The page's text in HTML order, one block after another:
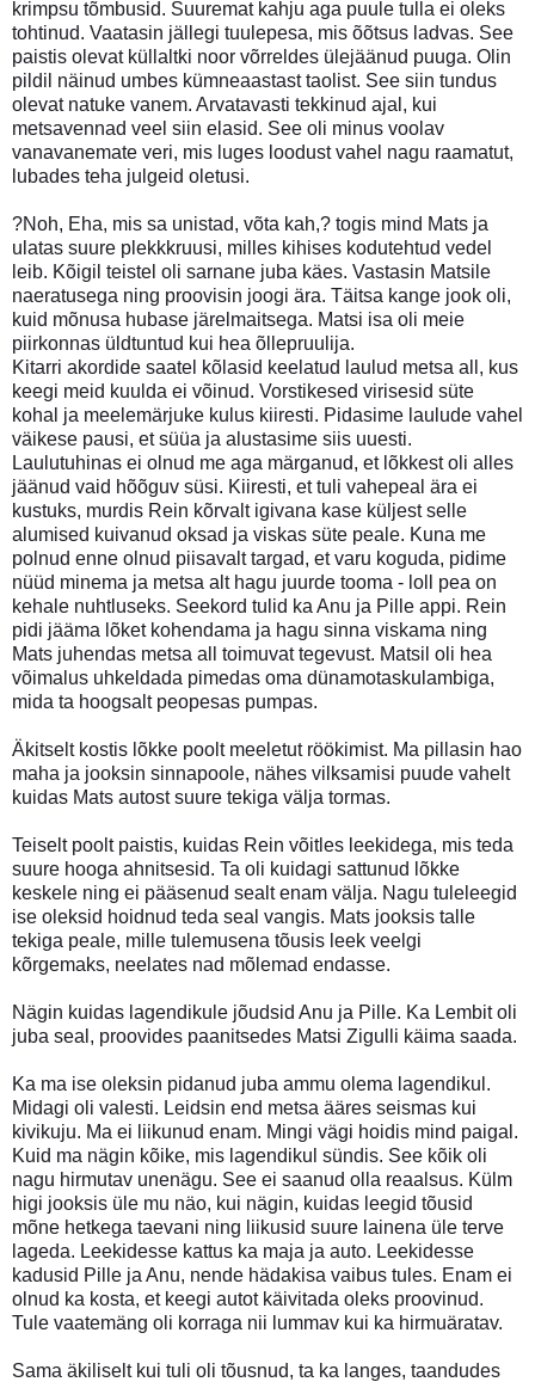
krimpsu tõmbusid. Suuremat kahju aga puule tulla ei oleks
tohtinud. Vaatasin jällegi tuulepesa, mis õõtsus ladvas. See
paistis olevat küllaltki noor võrreldes ülejäänud puuga. Olin
pildil näinud umbes kümneaastast taolist. See siin tundus
olevat natuke vanem. Arvatavasti tekkinud ajal, kui
metsavennad veel siin elasid. See oli minus voolav
vanavanemate veri, mis luges loodust vahel nagu raamatut,
lubades teha julgeid oletusi.
?Noh, Eha, mis sa unistad, võta kah,? togis mind Mats ja
ulatas suure plekkkruusi, milles kihises kodutehtud vedel
leib. Kõigil teistel oli sarnane juba käes. Vastasin Matsile
naeratusega ning proovisin joogi ära. Täitsa kange jook oli,
kuid mõnusa hubase järelmaitsega. Matsi isa oli meie
piirkonnas üldtuntud kui hea õllepruulija.
Kitarri akordide saatel kõlasid keelatud laulud metsa all, kus
keegi meid kuulda ei võinud. Vorstikesed virisesid süte
kohal ja meelemärjuke kulus kiiresti. Pidasime laulude vahel
väikese pausi, et süüa ja alustasime siis uuesti.
Laulutuhinas ei olnud me aga märganud, et lõkkest oli alles
jäänud vaid hõõguv süsi. Kiiresti, et tuli vahepeal ära ei
kustuks, murdis Rein kõrvalt igivana kase küljest selle
alumised kuivanud oksad ja viskas süte peale. Kuna me
polnud enne olnud piisavalt targad, et varu koguda, pidime
nüüd minema ja metsa alt hagu juurde tooma - loll pea on
kehale nuhtluseks. Seekord tulid ka Anu ja Pille appi. Rein
pidi jääma lõket kohendama ja hagu sinna viskama ning
Mats juhendas metsa all toimuvat tegevust. Matsil oli hea
võimalus uhkeldada pimedas oma dünamotaskulambiga,
mida ta hoogsalt peopesas pumpas.
Äkitselt kostis lõkke poolt meeletut röökimist. Ma pillasin hao
maha ja jooksin sinnapoole, nähes vilksamisi puude vahelt
kuidas Mats autost suure tekiga välja tormas.
Teiselt poolt paistis, kuidas Rein võitles leekidega, mis teda
suure hooga ahnitsesid. Ta oli kuidagi sattunud lõkke
keskele ning ei pääsenud sealt enam välja. Nagu tuleleegid
ise oleksid hoidnud teda seal vangis. Mats jooksis talle
tekiga peale, mille tulemusena tõusis leek veelgi
kõrgemaks, neelates nad mõlemad endasse.
Nägin kuidas lagendikule jõudsid Anu ja Pille. Ka Lembit oli
juba seal, proovides paanitsedes Matsi Zigulli käima saada.
Ka ma ise oleksin pidanud juba ammu olema lagendikul.
Midagi oli valesti. Leidsin end metsa ääres seismas kui
kivikuju. Ma ei liikunud enam. Mingi vägi hoidis mind paigal.
Kuid ma nägin kõike, mis lagendikul sündis. See kõik oli
nagu hirmutav unenägu. See ei saanud olla reaalsus. Külm
higi jooksis üle mu näo, kui nägin, kuidas leegid tõusid
mõne hetkega taevani ning liikusid suure lainena üle terve
lageda. Leekidesse kattus ka maja ja auto. Leekidesse
kadusid Pille ja Anu, nende hädakisa vaibus tules. Enam ei
olnud ka kosta, et keegi autot käivitada oleks proovinud.
Tule vaatemäng oli korraga nii lummav kui ka hirmuäratav.
Sama äkiliselt kui tuli oli tõusnud, ta ka langes, taandudes